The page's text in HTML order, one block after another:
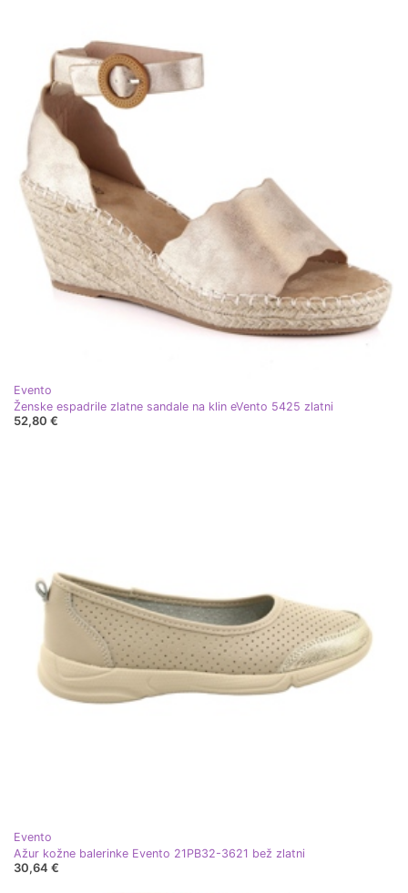
Evento
Ženske espadrile zlatne sandale na klin eVento 5425 zlatni
52,80 €
Evento
Ažur kožne balerinke Evento 21PB32-3621 bež zlatni
30,64 €